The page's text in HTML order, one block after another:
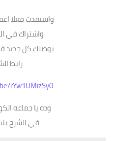
واستفدت فعلا
واشتراك في
يوصلك كل جديد
رابط
rYw1UMizSy0
وده يا جماعه
في الشرح